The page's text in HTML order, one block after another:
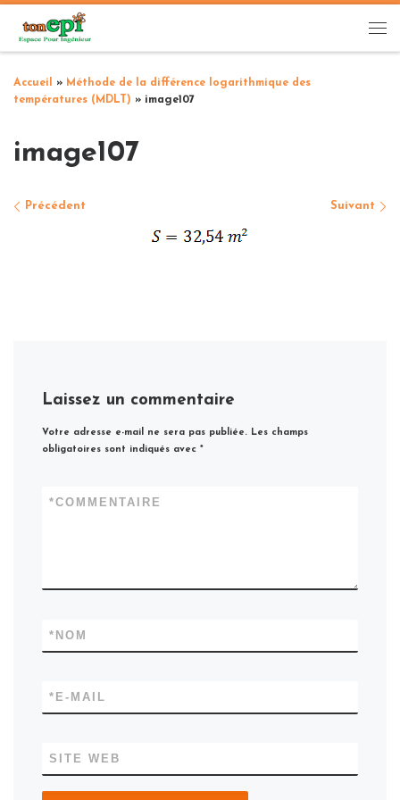
Passer au contenu
Accueil » Méthode de la différence logarithmique des
températures (MDLT) » image107
image107
Navigation des images
Précédent Suivant
Laissez un commentaire
Votre adresse e-mail ne sera pas publiée. Les champs
obligatoires sont indiqués avec*
COMMENTAIRE
*
NOM
*
E-MAIL
*
SITE WEB